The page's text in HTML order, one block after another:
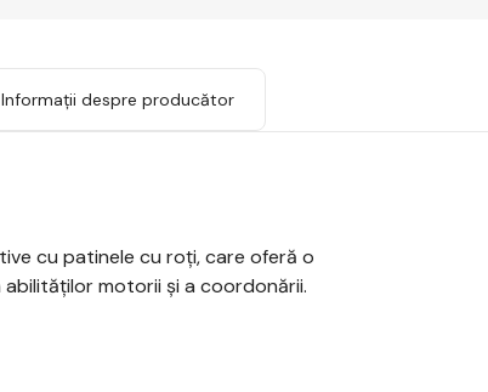
Informații despre producător
cu patinele cu roți, care oferă o
motorii și a coordonării.